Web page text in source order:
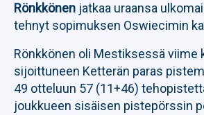
Rönkkönen jatkaa uraansa
tehnyt sopimuksen Oswiecimin
Rönkkönen oli Mestiksessä viime
sijoittuneen Ketterän paras
49 otteluun 57 (11+46)
joukkueen sisäisen pistepörssin